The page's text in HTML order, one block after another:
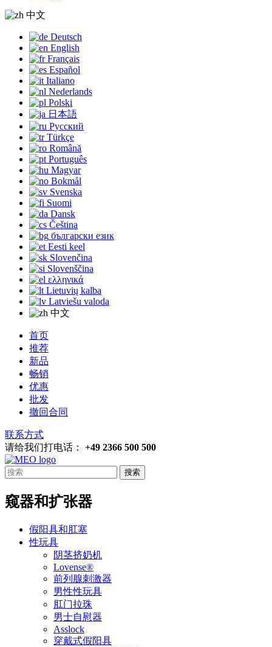
中文
Deutsch
English
Français
Español
Italiano
Nederlands
Polski
日本語
Русский
Türkçe
Română
Português
Magyar
Bokmål
Svenska
Suomi
Dansk
Čeština
български език
Eesti keel
Slovenčina
Slovenščina
ελληνικά
Lietuvių kalba
Latviešu valoda
中文
首页
推荐
新品
畅销
优惠
批发
撤回合同
联系方式
请给我们打电话： +49 2366 500 500
搜索
窥器和扩张器
假阳具和肛塞
性玩具
阴茎挤奶机
Lovense®
前列腺刺激器
男性性玩具
肛门拉珠
男士自慰器
Asslock
穿戴式假阳具